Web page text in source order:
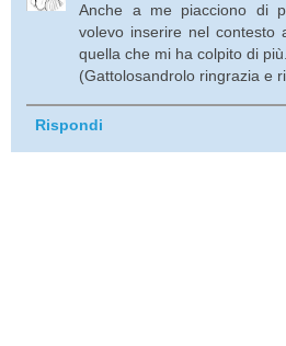
Anche a me piacciono di
volevo inserire nel contesto
quella che mi ha colpito di più.
(Gattolosandrolo ringrazia e
Rispondi